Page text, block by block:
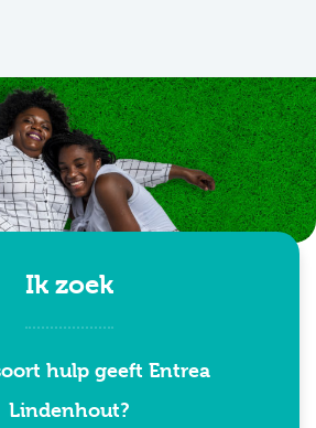
Ik zoek
hulp geeft Entrea
Lindenhout?